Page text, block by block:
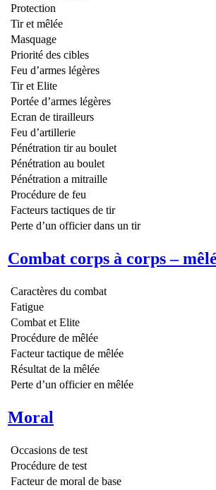
Protection
Tir et mêlée
Masquage
Priorité des cibles
Feu d’armes légères
Tir et Elite
Portée d’armes légères
Ecran de tirailleurs
Feu d’artillerie
Pénétration tir au boulet
Pénétration au boulet
Pénétration a mitraille
Procédure de feu
Facteurs tactiques de tir
Perte d’un officier dans un tir
Combat corps à corps –
Caractères du combat
Fatigue
Combat et Elite
Procédure de mêlée
Facteur tactique de mêlée
Résultat de la mêlée
Perte d’un officier en mêlée
Moral
Occasions de test
Procédure de test
Facteur de moral de base